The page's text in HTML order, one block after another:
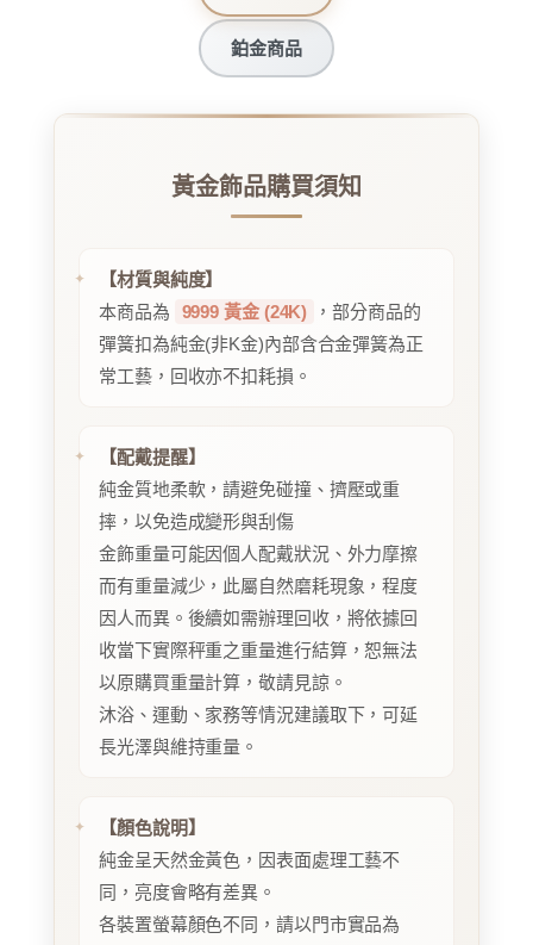
鉑金商品
黃金飾品購買須知
【材質與純度】
本商品為
9999 黃金 (24K)
，部分商品的
彈簧扣為純金(非K金)內部含合金彈簧為正
常工藝，回收亦不扣耗損。
【配戴提醒】
純金質地柔軟，請避免碰撞、擠壓或重
摔，以免造成變形與刮傷
金飾重量可能因個人配戴狀況、外力摩擦
而有重量減少，此屬自然磨耗現象，程度
因人而異。後續如需辦理回收，將依據回
收當下實際秤重之重量進行結算，恕無法
以原購買重量計算，敬請見諒。
沐浴、運動、家務等情況建議取下，可延
長光澤與維持重量。
【顏色說明】
純金呈天然金黃色，因表面處理工藝不
同，亮度會略有差異。
各裝置螢幕顏色不同，請以門市實品為